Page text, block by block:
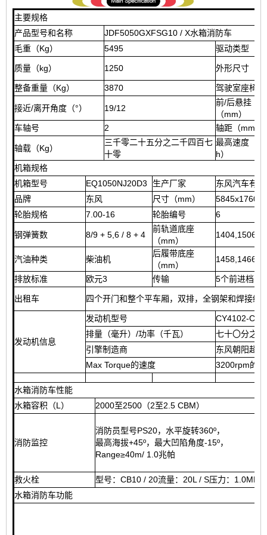
主要规格
产品型号和名称
JDF5050GXFSG10 / X水箱消防车
毛重（Kg）
5495 驱动类型
质量（kg） 1250 外形尺寸（
整备重量（Kg） 3870 驾驶室座椅
接近/离开角度（°） 19/12
前/后悬挂
（mm）
车轴号
2 轴距（mm）
轴载（Kg）
三千零二十五分之二千四百七
十零
最高速度（
h）
机箱规格
机箱型号
EQ1050NJ20D3 生产厂家
东风汽车有
品牌
东风 尺寸（mm）
轮胎规格
7.00-16 轮胎编号 6
钢弹簧数 8/9 + 5,6 / 8 + 4
前轨道底座
（mm）
1404,1506
汽油种类 柴油机
后履带底座
（mm）
1458,1466
排放标准 欧元3 传输 5个前进档，
出租车 四个开门和整个平车厢，双排，全钢架和焊接结
发动机信息
发动机型号
CY4102-C3F
排量（毫升）/功率（千瓦）
七十〇分之
引擎制造商
东风朝阳超
Max Torque的速度
3200rpm的
水箱消防车性能
水箱容积（L）
2000至2500（2至2.5 CBM）
消防监控
消防员型号PS20，水平旋转360º，
最高海拔+45º，最大凹陷角度-15º，
Range≥40m/ 1.0兆帕
救火栓
型号：CB10 / 20流量：20L / S压力：1.0MPa
水箱消防车功能